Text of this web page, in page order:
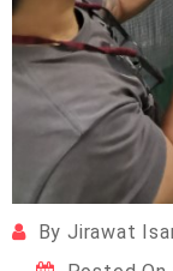
ByJirawat